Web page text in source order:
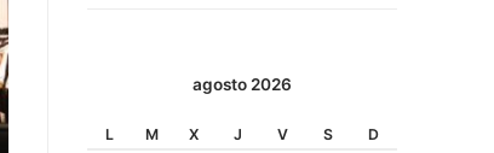
agosto 2026
L M X J V S
D